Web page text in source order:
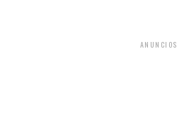
ANUNCIOS